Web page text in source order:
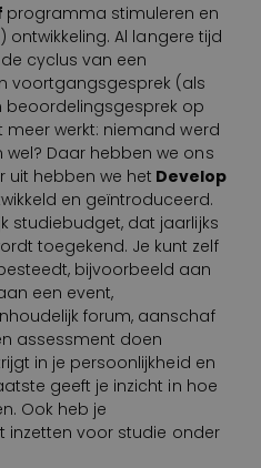
programma stimuleren en
ontwikkeling. Al langere tijd
cyclus van een
voortgangsgesprek (als
op
meer werkt: niemand werd
Daar hebben we ons
uit hebben we het Develop
en geïntroduceerd.
studiebudget, dat jaarlijks
toegekend. Je kunt zelf
bijvoorbeeld aan
een event,
forum, aanschaf
assessment doen
in je persoonlijkheid en
geeft je inzicht in hoe
Ook heb je
inzetten voor studie onder